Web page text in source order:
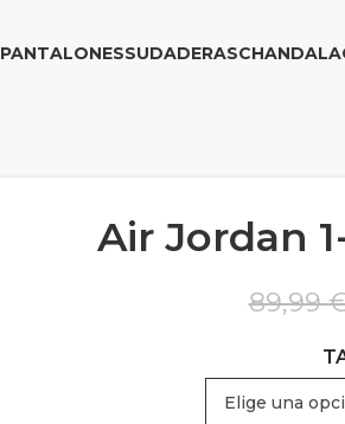
PANTALONESSUDADERASCHANDAL
Air Jordan
89,99